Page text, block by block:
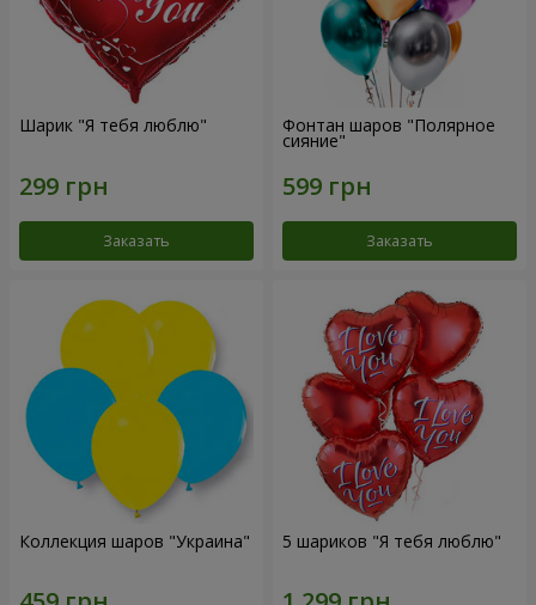
Шарик "Я тебя люблю"
Заказать
Фонтан шаров "Полярное
сияние"
Заказать
Коллекция шаров "Украина" 5 шариков "Я тебя люблю"